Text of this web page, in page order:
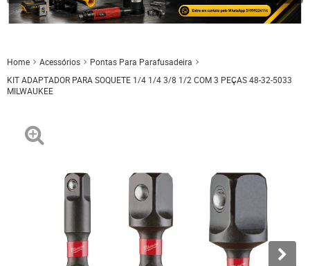
Home Acessórios
Pontas Para Parafusadeira
KIT ADAPTADOR PARA SOQUETE 1/4 1/4 3/8 1/2 COM 3 PEÇAS 48-32-5033
MILWAUKEE